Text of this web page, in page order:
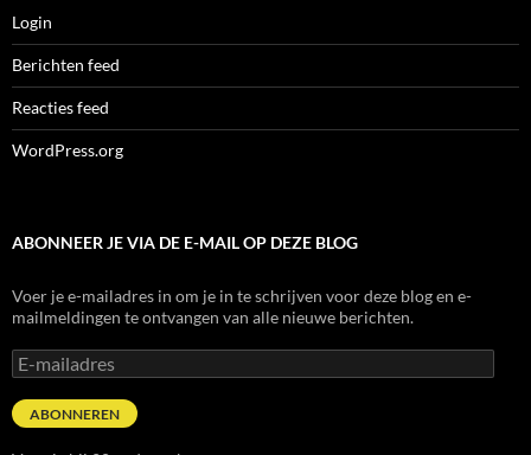
Login
Berichten feed
Reacties feed
WordPress.org
ABONNEER JE VIA DE E-MAIL OP DEZE BLOG
Voer je e-mailadres in om je in te schrijven voor deze blog en e-
mailmeldingen te ontvangen van alle nieuwe berichten.
E-
mailadres
ABONNEREN